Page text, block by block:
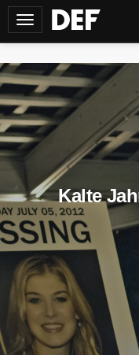
Navigation
umschalten
Kalte